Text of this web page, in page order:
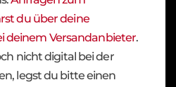
du über deine
deinem Versandanbieter.
nicht digital bei der
legst du bitte einen